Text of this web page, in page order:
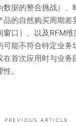
数据的整合挑战）
品的自然购买周期差
窗口）、以及RFM维
可能不符合特定业务
在首次应用时与业务
。
PREVIOUS ARTICLE